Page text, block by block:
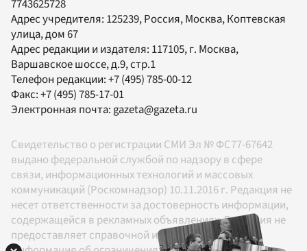
7743625728
Адрес учредителя: 125239, Россия, Москва, Коптевская
улица, дом 67
Адрес редакции и издателя: 117105, г. Москва,
Варшавское шоссе, д.9, стр.1
Телефон редакции:+7 (495) 785-00-12
Факс:+7 (495) 785-17-01
Электронная почта: gazeta@gazeta.ru
Свидетельство о регистрации СМИ Эл № ФС77-67642
выдано федеральной службой по надзору в сфере
связи, информационных технологий и массовых
коммуникаций (Роскомнадзор) 10.11.2016 г. Редакция не
несет ответственности за достоверность информации,
содержащейся в рекламных объявлениях. Редакция не
предоставляет справочной информации.